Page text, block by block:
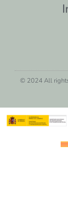
© 2024 All